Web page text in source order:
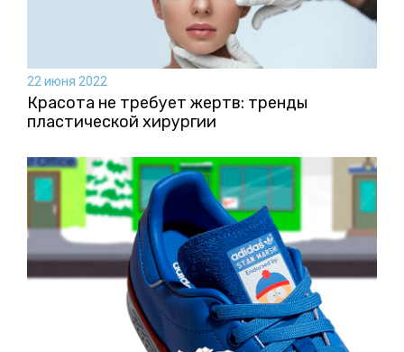
22 июня 2022
Красота не требует жертв: тренды
пластической хирургии